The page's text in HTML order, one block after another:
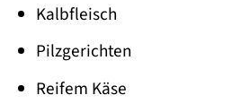
Kalbfleisch
Pilzgerichten
Reifem Käse